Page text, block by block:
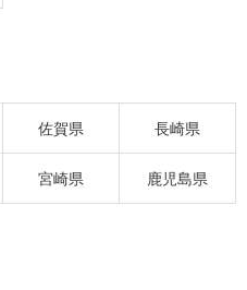
佐賀県 長崎県
宮崎県 鹿児島県